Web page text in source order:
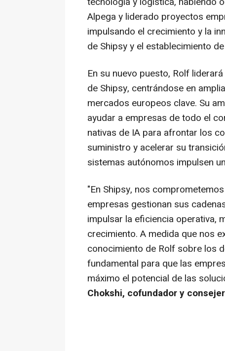
Alpega y liderado proyectos
impulsando el crecimiento y la
de Shipsy y el establecimiento
En su nuevo puesto, Rolf
de Shipsy, centrándose en
mercados europeos clave. Su
ayudar a empresas de todo el
nativas de IA para afrontar los
suministro y acelerar su
sistemas autónomos impulsen
"En Shipsy, nos
empresas gestionan sus
impulsar la eficiencia operativa,
crecimiento. A medida que nos
conocimiento de Rolf sobre los
fundamental para que las
máximo el potencial de las
Chokshi, cofundador y